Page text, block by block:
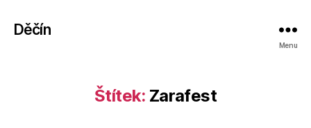
Děčín
Menu
Štítek: Zarafest